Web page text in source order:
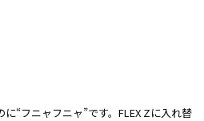
“フニャフニャ”です。FLEX Zに入れ替